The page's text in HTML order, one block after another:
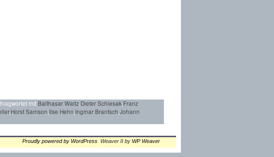
mit Balthasar Waitz Dieter Schlesak Franz
,Horst Samson Ilse Hehn Ingmar Brantsch Johann
Proudly powered by WordPress Weaver II by WP Weaver